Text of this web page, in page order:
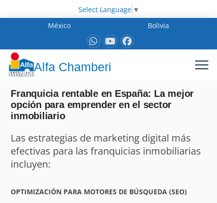
Select Language ▼
México
Bolivia
Alfa Chamberi
Franquicia rentable en España: La mejor
opción para emprender en el sector
inmobiliario
Las estrategias de marketing digital más
efectivas para las franquicias inmobiliarias
incluyen:
OPTIMIZACIÓN PARA MOTORES DE BÚSQUEDA (SEO)